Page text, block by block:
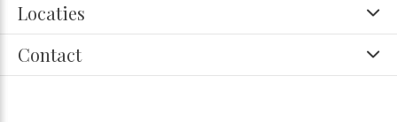
Locaties
Contact